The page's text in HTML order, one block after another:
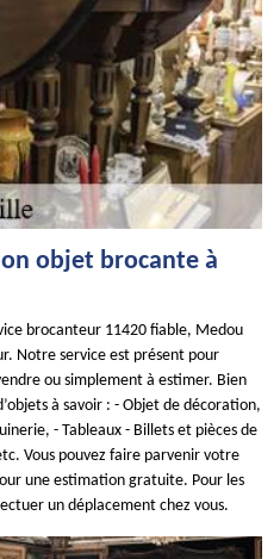
objet brocante à
brocanteur 11420 fiable, Medou
Notre service est présent pour
ou simplement à estimer. Bien
à savoir : - Objet de décoration,
- Tableaux - Billets et pièces de
Vous pouvez faire parvenir votre
une estimation gratuite. Pour les
un déplacement chez vous.